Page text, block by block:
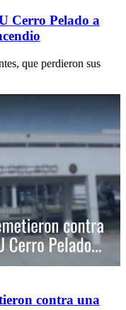
Cerro Pelado a
que perdieron sus
que menores
contra una